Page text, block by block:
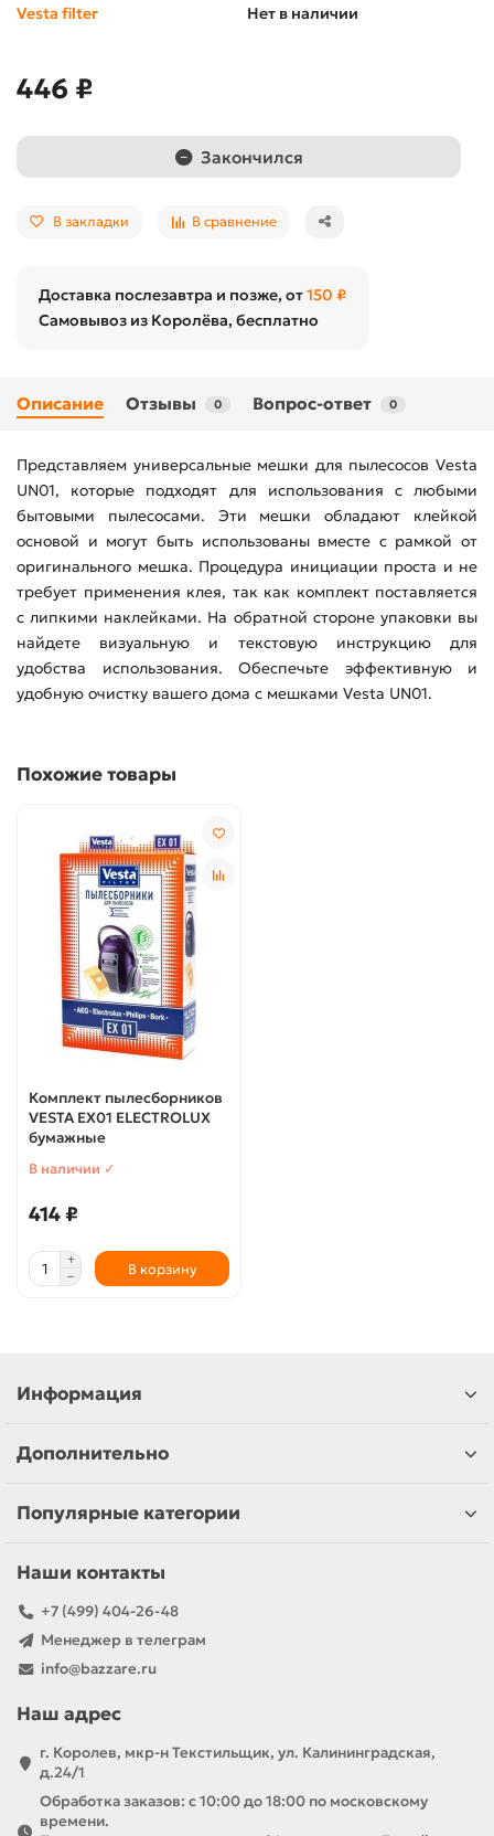
Vesta filter Нет в наличии
446 ₽
Закончился
В закладки В сравнение
Доставка послезавтра и позже, от150 ₽
Самовывоз из Королёва, бесплатно
Описание Отзывы 0 Вопрос-ответ 0
Представляем универсальные мешки для пылесосов Vesta
UN01, которые подходят для использования с любыми
бытовыми пылесосами. Эти мешки обладают клейкой
основой и могут быть использованы вместе с рамкой от
оригинального мешка. Процедура инициации проста и не
требует применения клея, так как комплект поставляется
с липкими наклейками. На обратной стороне упаковки вы
найдете визуальную и текстовую инструкцию для
удобства использования. Обеспечьте эффективную и
удобную очистку вашего дома с мешками Vesta UN01.
Похожие товары
Комплект пылесборников
VESTA EX01 ELECTROLUX
бумажные
В наличии ✓
414 ₽
В корзину
Информация
Дополнительно
Популярные категории
Наши контакты
+7 (499) 404-26-48
Менеджер в телеграм
info@bazzare.ru
Наш адрес
г. Королев, мкр-н Текстильщик, ул. Калининградская,
д.24/1
Обработка заказов: с 10:00 до 18:00 по московскому
времени.